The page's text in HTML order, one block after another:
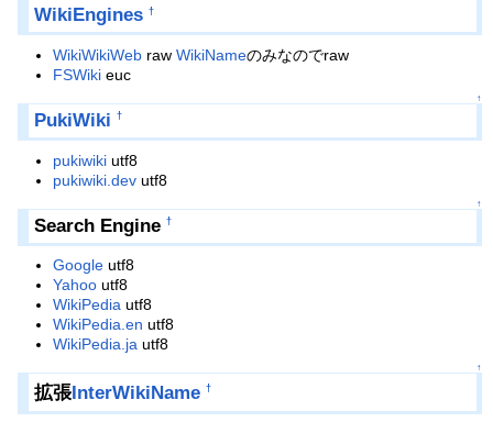
WikiEngines †
WikiWikiWeb rawWikiNameのみなのでraw
FSWiki euc
↑
PukiWiki †
pukiwiki utf8
pukiwiki.dev utf8
↑
Search Engine †
Google utf8
Yahoo utf8
WikiPedia utf8
WikiPedia.en utf8
WikiPedia.ja utf8
↑
拡張InterWikiName †